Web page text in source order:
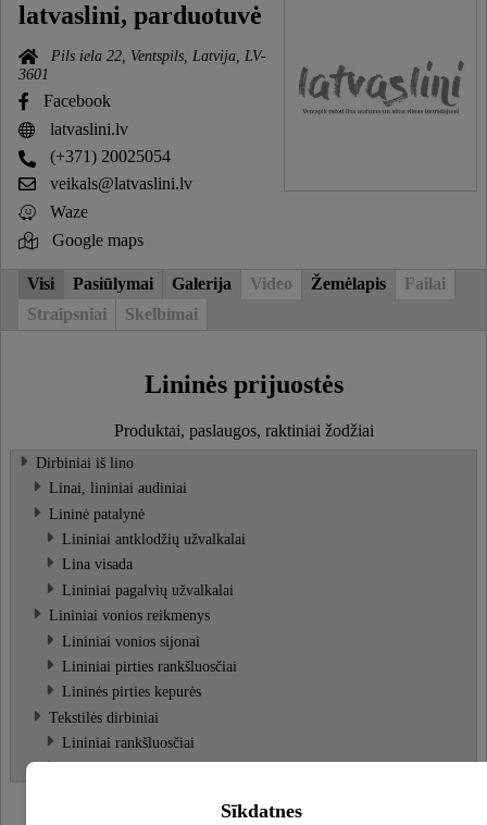
latvaslini, parduotuvė
Pils iela 22, Ventspils, Latvija, LV-
3601
Facebook
latvaslini.lv
(+371) 20025054
veikals@latvaslini.lv
Waze
Google maps
Visi Pasiūlymai Galerija Video Žemėlapis
Failai
Straipsniai
Skelbimai
Lininės prijuostės
Produktai, paslaugos, raktiniai žodžiai
Dirbiniai iš lino
Linai, lininiai audiniai
Lininė patalynė
Lininiai antklodžių užvalkalai
Lina visada
Lininiai pagalvių užvalkalai
Lininiai vonios reikmenys
Lininiai vonios sijonai
Lininiai pirties rankšluosčiai
Lininės pirties kepurės
Tekstilės dirbiniai
Lininiai rankšluosčiai
Lininės prijuostės
Sīkdatnes